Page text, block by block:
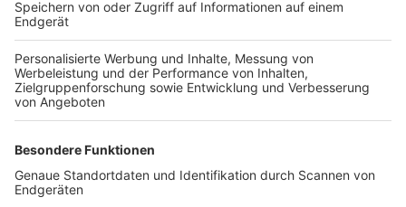
TOP-VEREINE
TOP-PARTNER